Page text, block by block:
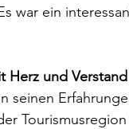
war ein
Herz und
seinen